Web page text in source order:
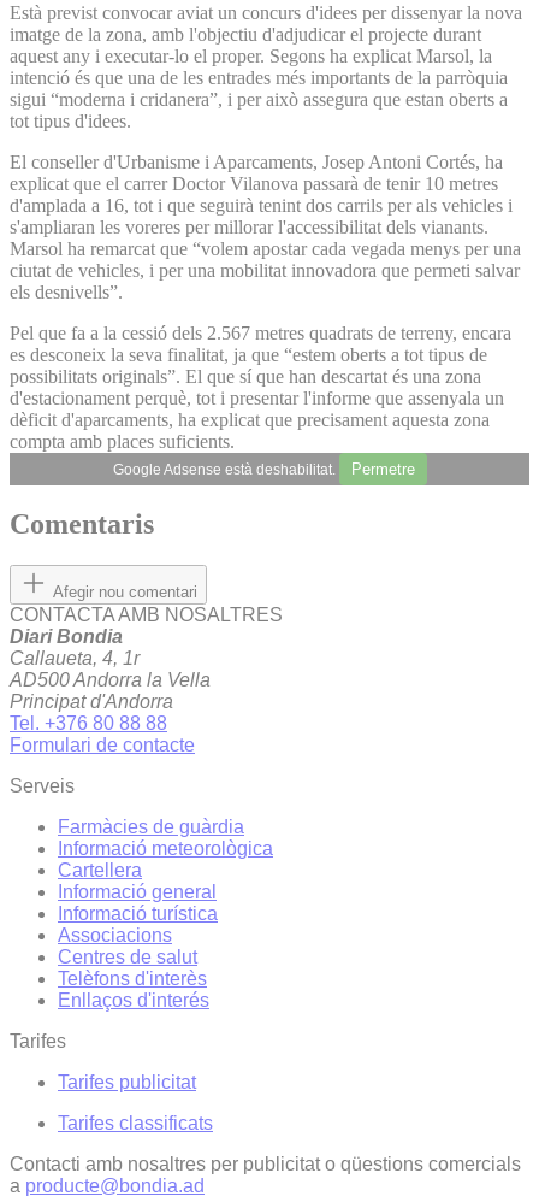
Està previst convocar aviat un concurs d'idees per dissenyar la nova
imatge de la zona, amb l'objectiu d'adjudicar el projecte durant
aquest any i executar-lo el proper. Segons ha explicat Marsol, la
intenció és que una de les entrades més importants de la parròquia
sigui “moderna i cridanera”, i per això assegura que estan oberts a
tot tipus d'idees.
El conseller d'Urbanisme i Aparcaments, Josep Antoni Cortés, ha
explicat que el carrer Doctor Vilanova passarà de tenir 10 metres
d'amplada a 16, tot i que seguirà tenint dos carrils per als vehicles i
s'ampliaran les voreres per millorar l'accessibilitat dels vianants.
Marsol ha remarcat que “volem apostar cada vegada menys per una
ciutat de vehicles, i per una mobilitat innovadora que permeti salvar
els desnivells”.
Pel que fa a la cessió dels 2.567 metres quadrats de terreny, encara
es desconeix la seva finalitat, ja que “estem oberts a tot tipus de
possibilitats originals”. El que sí que han descartat és una zona
d'estacionament perquè, tot i presentar l'informe que assenyala un
dèficit d'aparcaments, ha explicat que precisament aquesta zona
compta amb places suficients.
Google Adsense està deshabilitat. Permetre
Comentaris
Afegir nou comentari
CONTACTA AMB NOSALTRES
Diari Bondia
Callaueta, 4, 1r
AD500 Andorra la Vella
Principat d'Andorra
Tel. +376 80 88 88
Formulari de contacte
Serveis
Farmàcies de guàrdia
Informació meteorològica
Cartellera
Informació general
Informació turística
Associacions
Centres de salut
Telèfons d'interès
Enllaços d'interés
Tarifes
Tarifes publicitat
Tarifes classificats
Contacti amb nosaltres per publicitat o qüestions comercials
a producte@bondia.ad